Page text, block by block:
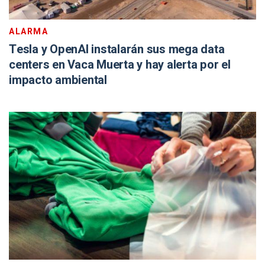
ALARMA
Tesla y OpenAI instalarán sus mega data
centers en Vaca Muerta y hay alerta por el
impacto ambiental